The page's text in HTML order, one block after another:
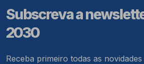
Subscreva a
2030
Receba primeiro todas as